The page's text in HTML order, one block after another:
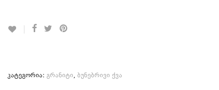
კატეგორია: გრანიტი, ბუნებრივი ქვა